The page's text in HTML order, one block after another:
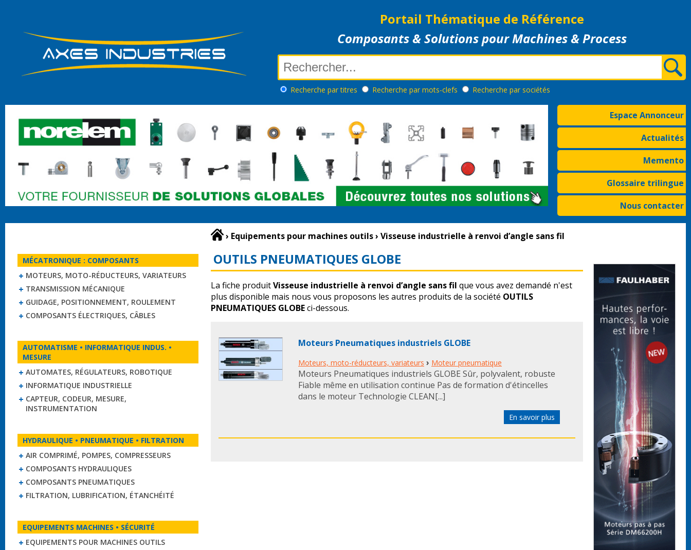
Portail Thématique de Référence
Composants & Solutions pour Machines & Process
Recherche par titres Recherche par mots-clefs Recherche par sociétés
Espace Annonceur
Actualités
Memento
Glossaire trilingue
Nous contacter
MÉCATRONIQUE : COMPOSANTS
MOTEURS, MOTO-RÉDUCTEURS, VARIATEURS
TRANSMISSION MÉCANIQUE
GUIDAGE, POSITIONNEMENT, ROULEMENT
COMPOSANTS ÉLECTRIQUES, CÂBLES
AUTOMATISME • INFORMATIQUE INDUS. •
MESURE
AUTOMATES, RÉGULATEURS, ROBOTIQUE
INFORMATIQUE INDUSTRIELLE
CAPTEUR, CODEUR, MESURE,
INSTRUMENTATION
HYDRAULIQUE • PNEUMATIQUE • FILTRATION
AIR COMPRIMÉ, POMPES, COMPRESSEURS
COMPOSANTS HYDRAULIQUES
COMPOSANTS PNEUMATIQUES
FILTRATION, LUBRIFICATION, ÉTANCHÉITÉ
EQUIPEMENTS MACHINES • SÉCURITÉ
EQUIPEMENTS POUR MACHINES OUTILS
› Equipements pour machines outils› Visseuse industrielle à renvoi d’angle sans fil
OUTILS PNEUMATIQUES GLOBE
La fiche produitVisseuse industrielle à renvoi d’angle sans fil que vous avez demandé n'est
plus disponible mais nous vous proposons les autres produits de la société OUTILS
PNEUMATIQUES GLOBEci-dessous.
Moteurs Pneumatiques industriels GLOBE
Moteurs, moto-réducteurs, variateurs › Moteur pneumatique
Moteurs Pneumatiques industriels GLOBE Sûr, polyvalent, robuste
Fiable même en utilisation continue Pas de formation d'étincelles
dans le moteur Technologie CLEAN[...]
En savoir plus